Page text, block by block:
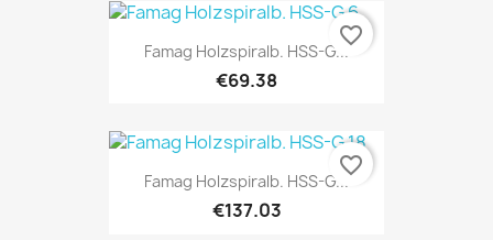
Famag Holzspiralb. HSS-G...
€69.38
favorite_border
Famag Holzspiralb. HSS-G...
€137.03
favorite_border